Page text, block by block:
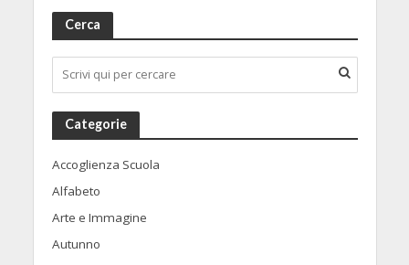
Cerca
Categorie
Accoglienza Scuola
Alfabeto
Arte e Immagine
Autunno